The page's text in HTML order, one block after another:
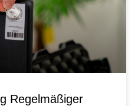
Regelmäßiger